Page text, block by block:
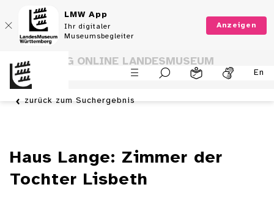
LMW App
Ihr digitaler
Museumsbegleiter
Anzeigen
En
SAMMLUNG ONLINE LANDESMUSEUM
WÜRTTEMBERG
zurück zum Suchergebnis
Haus Lange: Zimmer der
Tochter Lisbeth